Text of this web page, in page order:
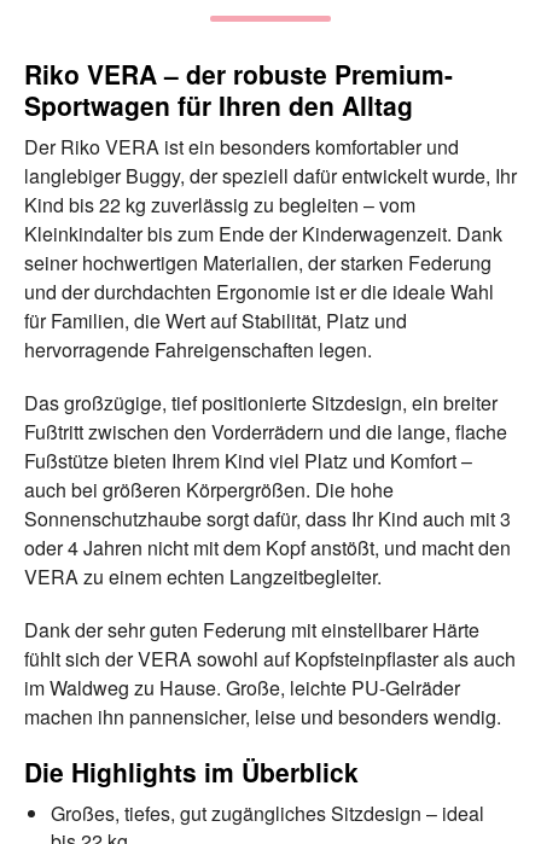
Riko VERA – der robuste Premium-
Sportwagen für Ihren den Alltag
Der Riko VERA ist ein besonders komfortabler und
langlebiger Buggy, der speziell dafür entwickelt wurde, Ihr
Kind bis 22 kg zuverlässig zu begleiten – vom
Kleinkindalter bis zum Ende der Kinderwagenzeit. Dank
seiner hochwertigen Materialien, der starken Federung
und der durchdachten Ergonomie ist er die ideale Wahl
für Familien, die Wert auf Stabilität, Platz und
hervorragende Fahreigenschaften legen.
Das großzügige, tief positionierte Sitzdesign, ein breiter
Fußtritt zwischen den Vorderrädern und die lange, flache
Fußstütze bieten Ihrem Kind viel Platz und Komfort –
auch bei größeren Körpergrößen. Die hohe
Sonnenschutzhaube sorgt dafür, dass Ihr Kind auch mit 3
oder 4 Jahren nicht mit dem Kopf anstößt, und macht den
VERA zu einem echten Langzeitbegleiter.
Dank der sehr guten Federung mit einstellbarer Härte
fühlt sich der VERA sowohl auf Kopfsteinpflaster als auch
im Waldweg zu Hause. Große, leichte PU-Gelräder
machen ihn pannensicher, leise und besonders wendig.
Die Highlights im Überblick
Großes, tiefes, gut zugängliches Sitzdesign – ideal